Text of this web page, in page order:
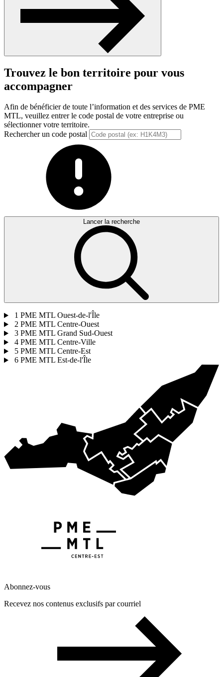
Trouvez le bon territoire pour vous
accompagner
Afin de bénéficier de toute l’information et des services de PME
MTL, veuillez entrer le code postal de votre entreprise ou
sélectionner votre territoire.
Rechercher un code postal
Lancer la recherche
1 PME MTL Ouest-de-l'Île
2 PME MTL Centre-Ouest
3 PME MTL Grand Sud-Ouest
4 PME MTL Centre-Ville
5 PME MTL Centre-Est
6 PME MTL Est-de-l'Île
Abonnez-vous
Recevez nos contenus exclusifs par courriel